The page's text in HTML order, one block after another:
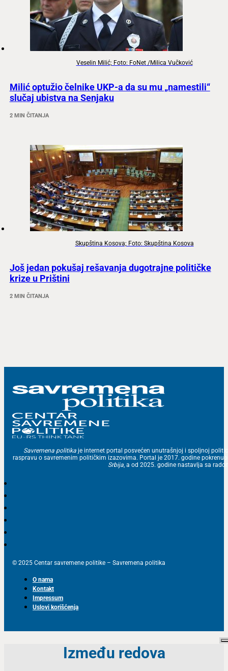
Veselin Milić; Foto: FoNet /Milica Vučković
Milić optužio čelnike UKP-a da su mu „namestili“
slučaj ubistva na Senjaku
2 MIN ČITANJA
Skupština Kosova; Foto: Skupština Kosova
Još jedan pokušaj rešavanja dugotrajne političke
krize u Prištini
2 MIN ČITANJA
Savremena politika je internet portal posvećen unutrašnjoj i spoljnoj
raspravu o savremenim političkim izazovima. Portal je 2017. godine
Srbija , a od 2025. godine nastavlja sa
© 2025 Centar savremene politike – Savremena politika
O nama
Kontakt
Impressum
Uslovi korišćenja
Između redova